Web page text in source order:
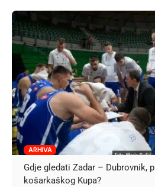
ARHIVA
Gdje gledati Zadar – Dubrovnik,
košarkaškog Kupa?